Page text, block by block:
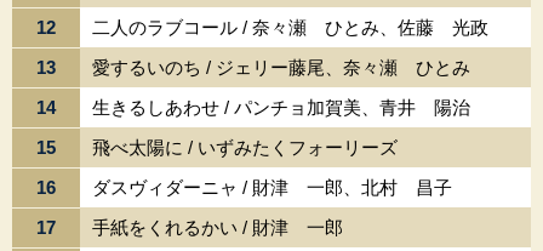
12
二人のラブコール / 奈々瀬 ひとみ、佐藤 光政
13
愛するいのち / ジェリー藤尾、奈々瀬 ひとみ
14
生きるしあわせ / パンチョ加賀美、青井 陽治
15
飛べ太陽に / いずみたくフォーリーズ
16
ダスヴィダーニャ / 財津 一郎、北村 昌子
17
手紙をくれるかい / 財津 一郎